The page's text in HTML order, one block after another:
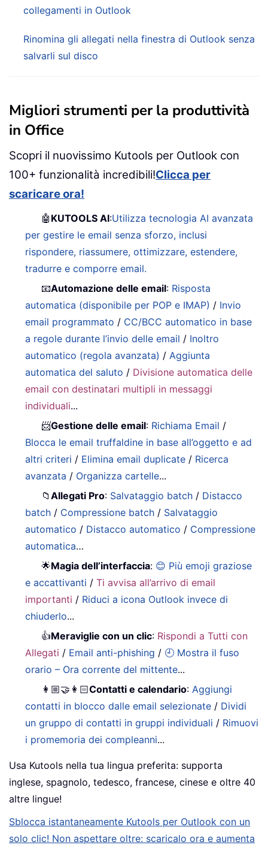
collegamenti in Outlook
Rinomina gli allegati nella finestra di Outlook senza
salvarli sul disco
Migliori strumenti per la produttività
in Office
Scopri il nuovissimo Kutools per Outlook con
100+ funzionalità incredibili!Clicca per
scaricare ora!
🤖 KUTOOLS AI:Utilizza tecnologia AI avanzata
per gestire le email senza sforzo, inclusi
rispondere, riassumere, ottimizzare, estendere,
tradurre e comporre email.
📧Automazione delle email: Risposta
automatica (disponibile per POP e IMAP) / Invio
email programmato / CC/BCC automatico in base
a regole durante l’invio delle email / Inoltro
automatico (regola avanzata) / Aggiunta
automatica del saluto / Divisione automatica delle
email con destinatari multipli in messaggi
individuali...
📨Gestione delle email: Richiama Email /
Blocca le email truffaldine in base all’oggetto e ad
altri criteri / Elimina email duplicate / Ricerca
avanzata / Organizza cartelle...
📁Allegati Pro: Salvataggio batch / Distacco
batch / Compressione batch / Salvataggio
automatico / Distacco automatico / Compressione
automatica…
🌟Magia dell’interfaccia: 😊 Più emoji graziose
e accattivanti /Ti avvisa all’arrivo di email
importanti / Riduci a icona Outlook invece di
chiuderlo...
👍Meraviglie con un clic: Rispondi a Tutti con
Allegati / Email anti-phishing / 🕘 Mostra il fuso
orario – Ora corrente del mittente...
👩🏼‍🤝‍👩🏻Contatti e calendario: Aggiungi
contatti in blocco dalle email selezionate / Dividi
un gruppo di contatti in gruppi individuali / Rimuovi
i promemoria dei compleanni...
Usa Kutools nella tua lingua preferita: supporta
inglese, spagnolo, tedesco, francese, cinese e oltre 40
altre lingue!
Sblocca istantaneamente Kutools per Outlook con un
solo clic! Non aspettare oltre: scaricalo ora e aumenta